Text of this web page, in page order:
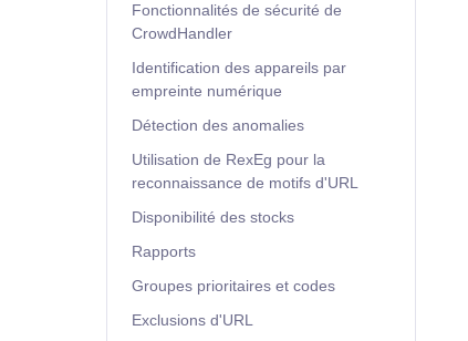
Fonctionnalités de sécurité de
CrowdHandler
Identification des appareils par
empreinte numérique
Détection des anomalies
Utilisation de RexEg pour la
reconnaissance de motifs d'URL
Disponibilité des stocks
Rapports
Groupes prioritaires et codes
Exclusions d'URL